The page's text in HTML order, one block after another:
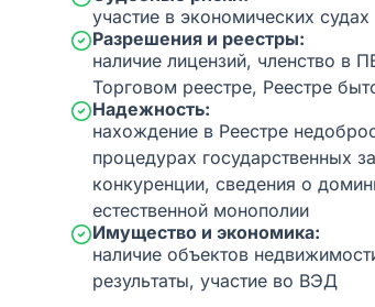
участие в экономических судах
Разрешения и реестры:
наличие лицензий, членство в
Торговом реестре, Реестре
Надежность:
нахождение в Реестре
процедурах государственных
конкуренции, сведения о
естественной монополии
Имущество и экономика:
наличие объектов
результаты, участие во ВЭД